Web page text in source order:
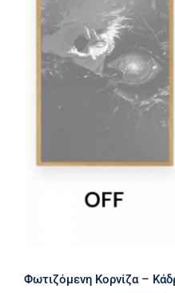
Φωτιζόμενη
Jujutsu
Φωτιζόμενη Κορνίζα –